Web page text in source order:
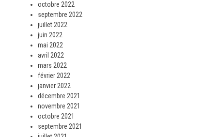
octobre 2022
septembre 2022
juillet 2022
juin 2022
mai 2022
avril 2022
mars 2022
février 2022
janvier 2022
décembre 2021
novembre 2021
octobre 2021
septembre 2021